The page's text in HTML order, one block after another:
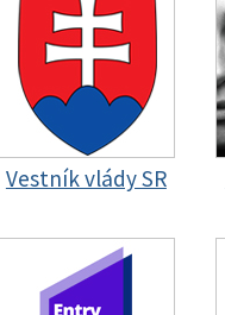
Vestník vlády SR